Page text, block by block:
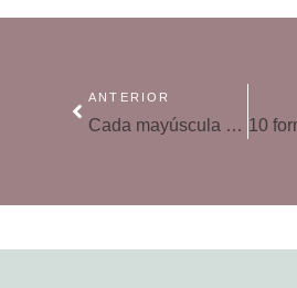
ANTERIOR
Cada mayúscula con su minúscula: manualidades educativas para niños